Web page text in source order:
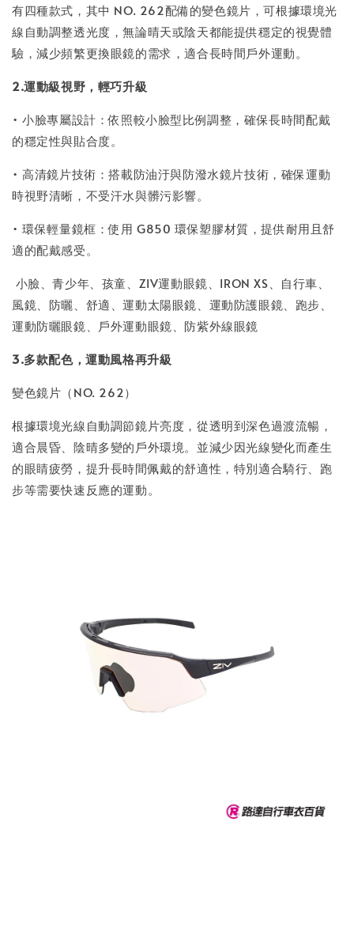
有四種款式，其中 NO. 262配備的變色鏡片，可根據環境光
線自動調整透光度，無論晴天或陰天都能提供穩定的視覺體
驗，減少頻繁更換眼鏡的需求，適合長時間戶外運動。
2.運動級視野，輕巧升級
• 小臉專屬設計：依照較小臉型比例調整，確保長時間配戴
的穩定性與貼合度。
• 高清鏡片技術：搭載防油汙與防潑水鏡片技術，確保運動
時視野清晰，不受汗水與髒污影響。
• 環保輕量鏡框：使用 G850 環保塑膠材質，提供耐用且舒
適的配戴感受。
小臉、青少年、孩童、ZIV運動眼鏡、IRON XS、自行車、
風鏡、防曬、舒適、運動太陽眼鏡、運動防護眼鏡、跑步、
運動防曬眼鏡、戶外運動眼鏡、防紫外線眼鏡
3.多款配色，運動風格再升級
變色鏡片（NO. 262）
根據環境光線自動調節鏡片亮度，從透明到深色過渡流暢，
適合晨昏、陰晴多變的戶外環境。並減少因光線變化而產生
的眼睛疲勞，提升長時間佩戴的舒適性，特別適合騎行、跑
步等需要快速反應的運動。